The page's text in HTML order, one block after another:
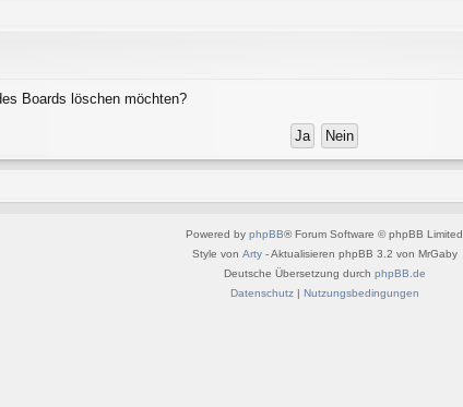
Boards löschen möchten?
Powered by phpBB® Forum Software © phpBB Limited
Style von Arty- Aktualisieren phpBB 3.2 von MrGaby
Deutsche Übersetzung durch phpBB.de
Datenschutz| Nutzungsbedingungen